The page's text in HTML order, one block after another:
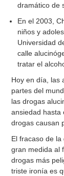
dramático de
En el 2003,
niños y
Universidad
calle
tratar el
Hoy en día, las
partes del
las drogas
ansiedad hasta
drogas causan
El fracaso de
gran medida al
drogas más
triste ironía es